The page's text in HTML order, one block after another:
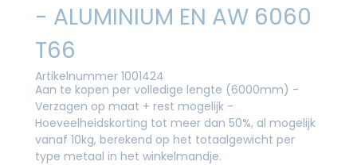
- ALUMINIUM EN AW 6060
T66
Artikelnummer 1001424
Aan te kopen per volledige lengte (6000mm) -
Verzagen op maat + rest mogelijk -
Hoeveelheidskorting tot meer dan 50%, al mogelijk
vanaf 10kg, berekend op het totaalgewicht per
type metaal in het winkelmandje.